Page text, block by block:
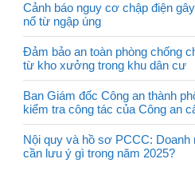
Cảnh báo nguy cơ chập điện
nổ từ ngập úng
Đảm bảo an toàn phòng chống
từ kho xưởng trong khu dân cư
Ban Giám đốc Công an thành
kiểm tra công tác của Công an
Nội quy và hồ sơ PCCC: Doanh
cần lưu ý gì trong năm 2025?